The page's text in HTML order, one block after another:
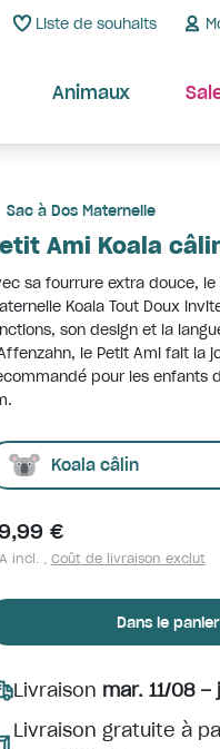
Liste de souhaits
Animaux
Sac à Dos Maternelle
Ami Koala
sa fourrure extra douce,
Koala Tout Doux
son design et la
le Petit Ami fait la
pour les enfants
Koala câlin
€
incl. , Coût de livraison exclut
Dans le panier
Livraison mar. 11/08 –
Livraison gratuite à